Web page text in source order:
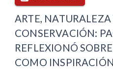
ARTE, NATURALEZA
CONSERVACIÓN:
REFLEXIONÓ
COMO